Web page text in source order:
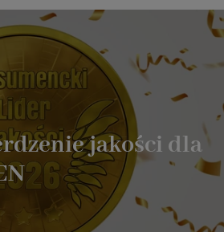
jakości dla